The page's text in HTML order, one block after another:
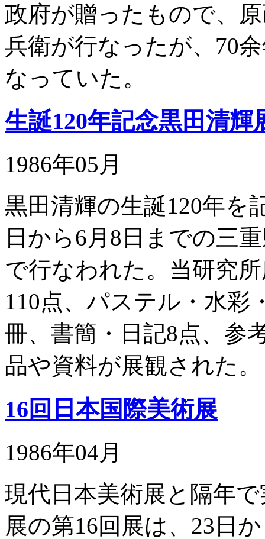
政府が贈ったもので、
兵衛が行なったが、70
なっていた。
生誕120年記念黒田清輝
1986年05月
黒田清輝の生誕120年を
日から6月8日までの三
で行なわれた。当研究
110点、パステル・水彩
冊、書簡・日記8点、参
品や資料が展観された。
16回日本国際美術展
1986年04月
現代日本美術展と隔年
展の第16回展は、23日